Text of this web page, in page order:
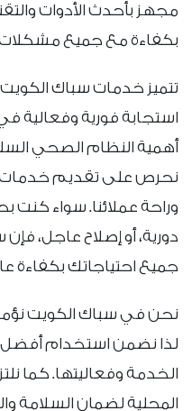
مجهز بأحدث الأدوات
بكفاءة مع جميع
تتميز خدمات سباك
استجابة فورية وفعالية
أهمية النظام الصحي
نحرص على تقديم
وراحة عملائنا. سواء كنت
دورية، أو إصلاح عاجل،
جميع احتياجاتك بكفاءة
نحن في سباك الكويت
لذا نضمن استخدام أفضل
الخدمة وفعاليتها. كما
المحلية لضمان